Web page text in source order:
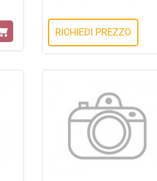
RICHIEDI PREZZO